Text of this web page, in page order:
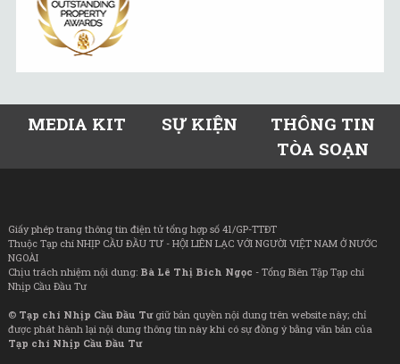
MEDIA KIT SỰ KIỆN
THÔNG TIN
TÒA SOẠN
Giấy phép trang thông tin điện tử tổng hợp số 41/GP-TTĐT
Thuộc Tạp chí NHỊP CẦU ĐẦU TƯ - HỘI LIÊN LẠC VỚI NGƯỜI VIỆT NAM Ở NƯỚC
NGOÀI
Chịu trách nhiệm nội dung: Bà Lê Thị Bích Ngọc - Tổng Biên Tập Tạp chí
Nhịp Cầu Đầu Tư
© Tạp chí Nhịp Cầu Đầu Tưgiữ bản quyền nội dung trên website này; chỉ
được phát hành lại nội dung thông tin này khi có sự đồng ý bằng văn bản của
Tạp chí Nhịp Cầu Đầu Tư